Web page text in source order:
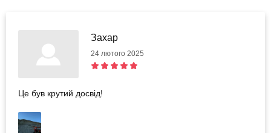
Захар
24 лютого 2025
Це був крутий досвід!